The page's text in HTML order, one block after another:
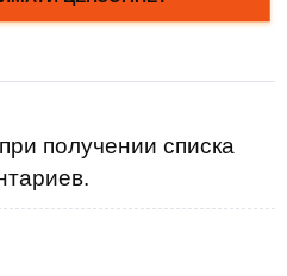
получении списка